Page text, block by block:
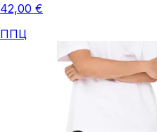
42,00 €
ППЦ